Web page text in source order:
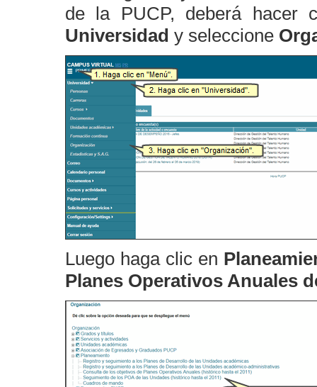
de la PUCP, deberá hacer
Universidad y seleccione
Luego haga clic en
Planes Operativos Anuales